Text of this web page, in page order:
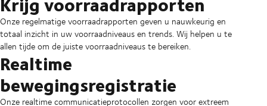
Onze regelmatige voorraadrapporten geven u nauwkeurig en
totaal inzicht in uw voorraadniveaus en trends. Wij helpen u te
allen tijde om de juiste voorraadniveaus te bereiken.
Realtime
bewegingsregistratie
Onze realtime communicatieprotocollen zorgen voor extreem